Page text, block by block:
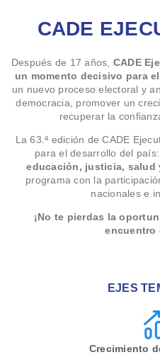
CADE
Después de 17 años, CADE
un momento decisivo para
un nuevo proceso electoral y
democracia, promover un
recuperar la
La 63.ª edición de CADE
para el desarrollo del
educación, justicia, salud
programa con la
nacionales e
¡No te pierdas la
encuentro
EJES
Crecimiento